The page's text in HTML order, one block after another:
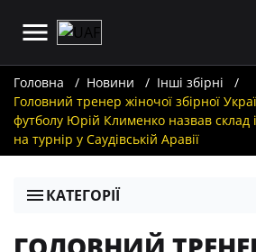
Головна Новини
Інші збірні
Головний тренер жіночої збірної
футболу Юрій Клименко назвав склад
на турнір у Саудівській Аравії
КАТЕГОРІЇ